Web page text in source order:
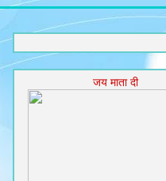
जय माता दी